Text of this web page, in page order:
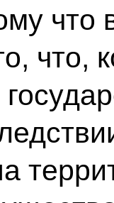
что
что,